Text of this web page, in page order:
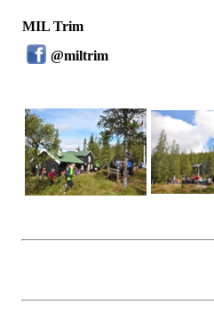
MIL Trim
@miltrim